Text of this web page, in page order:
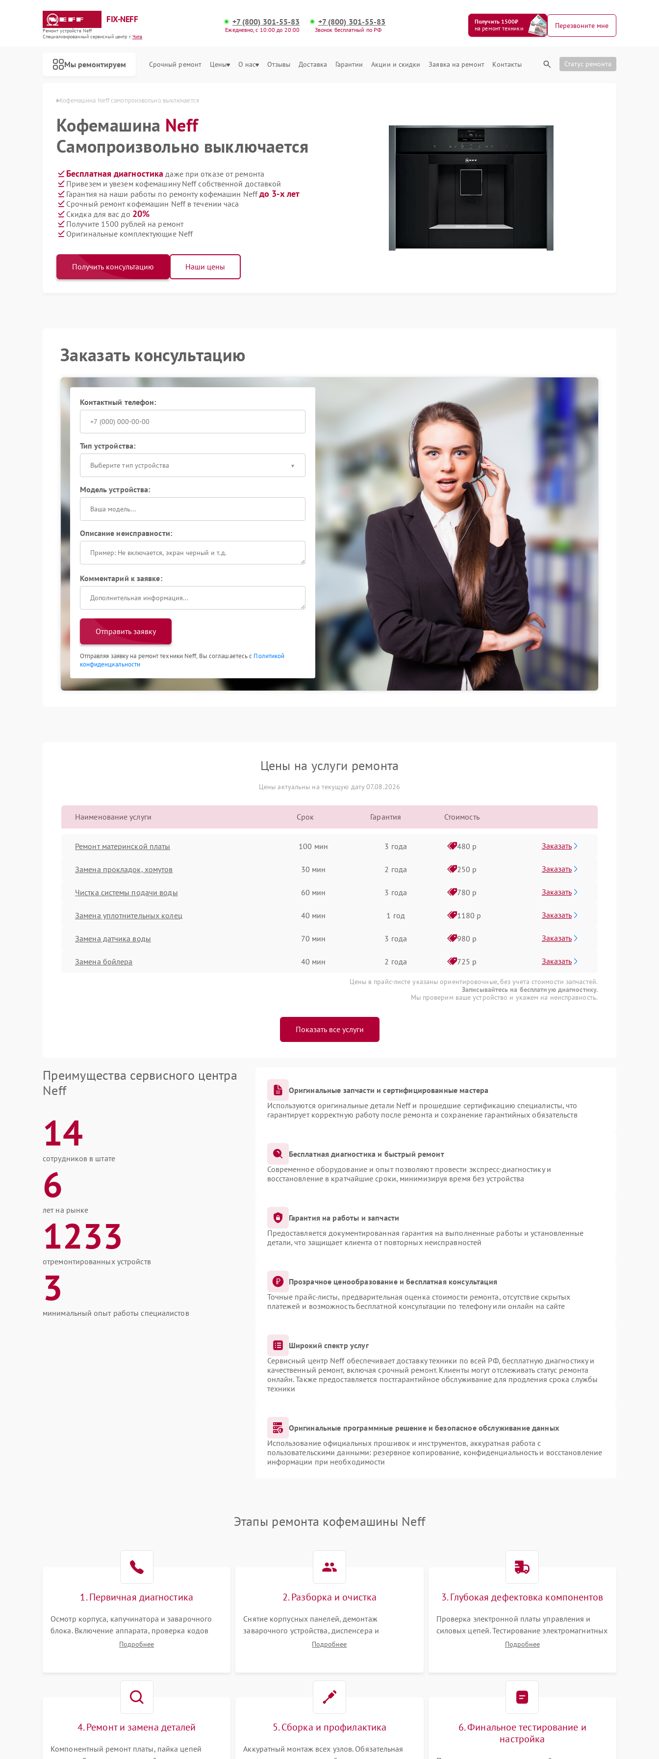
FIX-NEFF
Ремонт устройств Neff
Специализированный cервисный центр г.Чита
+7 (800) 301-55-83
Ежедневно, с 10:00 до 20:00
+7 (800) 301-55-83
Звонок бесплатный по РФ
Получить 1500₽
на ремонт техники
Перезвоните мне
Мы ремонтируем Срочный ремонт Цены О нас Отзывы Доставка Гарантии Акции и скидки Заявка на ремонт Контакты Статус ремонта
Кофемашина Neff самопроизвольно выключается
Кофемашина Neff
Самопроизвольно выключается
Бесплатная диагностика даже при отказе от ремонта
Привезем и увезем кофемашину Neff собственной доставкой
Гарантия на наши работы по ремонту кофемашин Neffдо 3-х лет
Срочный ремонт кофемашин Neff в течении часа
Скидка для вас до 20%
Получите 1500 рублей на ремонт
Оригинальные комплектующие Neff
Получить консультацию Наши цены
Заказать консультацию
Контактный телефон:
Тип устройства:
Выберите тип устройства
Модель устройства:
Описание неисправности:
Комментарий к заявке:
Отправить заявку
Отправляя заявку на ремонт техники Neff, Вы соглашаетесь с Политикой
конфиденциальности
Цены на услуги ремонта
Цены актуальны на текущую дату 07.08.2026
Наименование услуги Срок Гарантия Стоимость
Ремонт материнской платы 100 мин 3 года 480 р Заказать
Замена прокладок, хомутов 30 мин 2 года 250 р Заказать
Чистка системы подачи воды 60 мин 3 года 780 р Заказать
Замена уплотнительных колец 40 мин 1 год 1180 р Заказать
Замена датчика воды 70 мин 3 года 980 р Заказать
Замена бойлера 40 мин 2 года 725 р Заказать
Цены в прайс-листе указаны ориентировочные, без учета стоимости запчастей.
Записывайтесь на бесплатную диагностику.
Мы проверим ваше устройство и укажем на неисправность.
Показать все услуги
Преимущества сервисного центра
Neff
14
сотрудников в штате
6
лет на рынке
1233
отремонтированных устройств
3
минимальный опыт работы специалистов
Оригинальные запчасти и сертифицированные мастера
Используются оригинальные детали Neff и прошедшие сертификацию специалисты, что
гарантирует корректную работу после ремонта и сохранение гарантийных обязательств
Бесплатная диагностика и быстрый ремонт
Современное оборудование и опыт позволяют провести экспресс-диагностику и
восстановление в кратчайшие сроки, минимизируя время без устройства
Гарантия на работы и запчасти
Предоставляется документированная гарантия на выполненные работы и установленные
детали, что защищает клиента от повторных неисправностей
Прозрачное ценообразование и бесплатная консультация
Точные прайс-листы, предварительная оценка стоимости ремонта, отсутствие скрытых
платежей и возможность бесплатной консультации по телефону или онлайн на сайте
Широкий спектр услуг
Сервисный центр Neff обеспечивает доставку техники по всей РФ, бесплатную диагностику и
качественный ремонт, включая срочный ремонт. Клиенты могут отслеживать статус ремонта
онлайн. Также предоставляется постгарантийное обслуживание для продления срока службы
техники
Оригинальные программные решение и безопасное обслуживание данных
Использование официальных прошивок и инструментов, аккуратная работа с
пользовательскими данными: резервное копирование, конфиденциальность и восстановление
информации при необходимости
Этапы ремонта кофемашины Neff
1. Первичная диагностика
Осмотр корпуса, капучинатора и заварочного
блока. Включение аппарата, проверка кодов
ошибок и индикации. Оценка работы помпы,
Подробнее
2. Разборка и очистка
Снятие корпусных панелей, демонтаж
заварочного устройства, диспенсера и
гидросистемы. Глубокая очистка внутренних
Подробнее
3. Глубокая дефектовка компонентов
Проверка электронной платы управления и
силовых цепей. Тестирование электромагнитных
клапанов, датчиков температуры и
Подробнее
4. Ремонт и замена деталей
Компонентный ремонт платы, пайка цепей
5. Сборка и профилактика
Аккуратный монтаж всех узлов. Обязательная
6. Финальное тестирование и
настройка